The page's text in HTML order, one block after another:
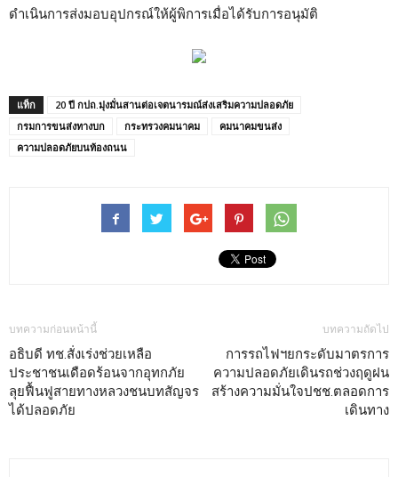
ดำเนินการส่งมอบอุปกรณ์ให้ผู้พิการเมื่อได้รับการอนุมัติ
แท็ก
20 ปี กปถ.มุ่งมั่นสานต่อเจตนารมณ์ส่งเสริมความปลอดภัย
กรมการขนส่งทางบก
กระทรวงคมนาคม
คมนาคมขนส่ง
ความปลอดภัยบนท้องถนน
บทความก่อนหน้านี้
อธิบดี ทช.สั่งเร่งช่วยเหลือ
ประชาชนเดือดร้อนจากอุทกภัย
ลุยฟื้นฟูสายทางหลวงชนบทสัญจร
ได้ปลอดภัย
บทความถัดไป
การรถไฟฯยกระดับมาตรการ
ความปลอดภัยเดินรถช่วงฤดูฝน
สร้างความมั่นใจปชช.ตลอดการ
เดินทาง